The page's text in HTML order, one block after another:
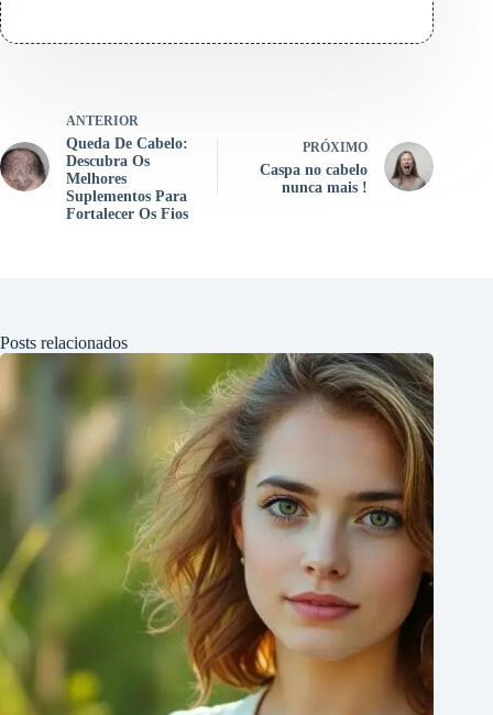
ANTERIOR
Queda De Cabelo:
Descubra Os
Melhores
Suplementos Para
Fortalecer Os Fios
PRÓXIMO
Caspa no cabelo
nunca mais !
Posts relacionados